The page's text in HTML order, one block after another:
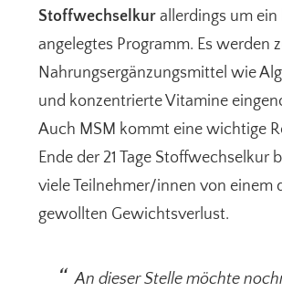
Stoffwechselkur allerdings um
angelegtes Programm. Es werden
Nahrungsergänzungsmittel wie
und konzentrierte Vitamine
Auch MSM kommt eine wichtige
Ende der 21 Tage Stoffwechselkur
viele Teilnehmer/innen von einem
gewollten Gewichtsverlust.
An dieser Stelle möchte